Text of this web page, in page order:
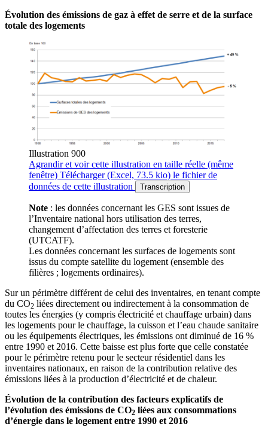
Évolution des émissions de gaz à effet de serre et de la surface
totale des logements
Illustration 900
Agrandiret voir cette illustration en taille réelle (même
fenêtre) Télécharger(Excel, 73.5 kio) le fichier de
données de cette illustration
Transcription
Note : les données concernant les GES sont issues de
l’Inventaire national hors utilisation des terres,
changement d’affectation des terres et foresterie
(UTCATF).
Les données concernant les surfaces de logements sont
issus du compte satellite du logement (ensemble des
filières ; logements ordinaires).
Sur un périmètre différent de celui des inventaires, en tenant compte
du CO2 liées directement ou indirectement à la consommation de
toutes les énergies (y compris électricité et chauffage urbain) dans
les logements pour le chauffage, la cuisson et l’eau chaude sanitaire
ou les équipements électriques, les émissions ont diminué de 16 %
entre 1990 et 2016. Cette baisse est plus forte que celle constatée
pour le périmètre retenu pour le secteur résidentiel dans les
inventaires nationaux, en raison de la contribution relative des
émissions liées à la production d’électricité et de chaleur.
Évolution de la contribution des facteurs explicatifs de
l’évolution des émissions de CO2 liées aux consommations
d’énergie dans le logement entre 1990 et 2016